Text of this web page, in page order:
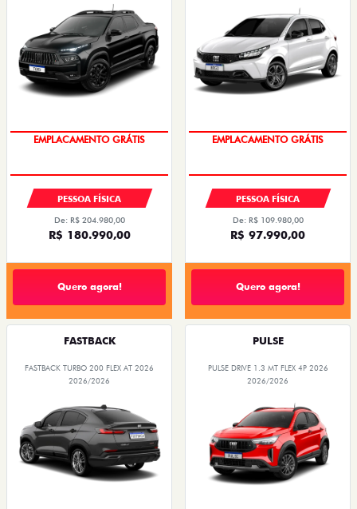
OPORTUNIDADE
PESSOA FÍSICA
De: R$ 204.980,00
R$ 180.990,00
Quero agora!
OPORTUNIDADE
PESSOA FÍSICA
De: R$ 109.980,00
R$ 97.990,00
Quero agora!
FASTBACK
FASTBACK TURBO 200 FLEX AT 2026
2026/2026
PULSE
PULSE DRIVE 1.3 MT FLEX 4P 2026
2026/2026